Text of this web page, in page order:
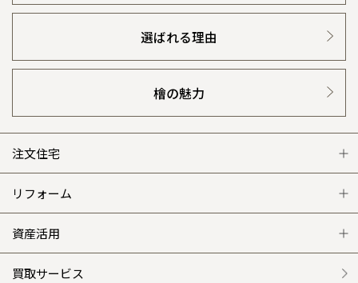
選ばれる理由
檜の魅力
注文住宅
注文住宅 トップ
グレートステージ
クレステージ
リフォーム
リフォーム トップ
リフォームメニュー
資産活用
資産活用 トップ
買取サービス